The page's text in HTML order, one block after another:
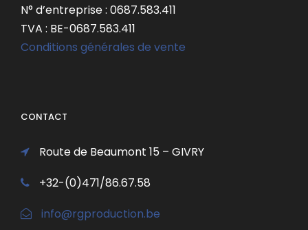
N° d’entreprise : 0687.583.411
TVA : BE-0687.583.411
Conditions générales de vente
CONTACT
Route de Beaumont 15 – GIVRY
+32-(0)471/86.67.58
info@rgproduction.be